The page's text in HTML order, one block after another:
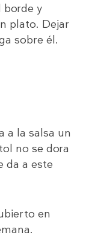
borde y
plato. Dejar
sobre él.
a la salsa un
no se dora
da a este
en